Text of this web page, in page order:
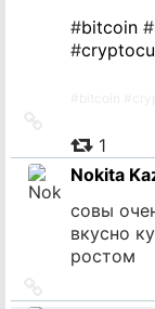
#bitcoin #
#
источник
1
Nokita
совы
вкусно
ростом
на